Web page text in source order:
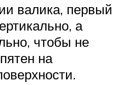
валика, первый
а
чтобы не
на